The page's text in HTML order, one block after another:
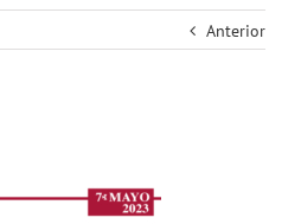
Anterior